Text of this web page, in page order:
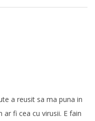
a reusit sa ma puna in
fi cea cu virusii. E fain